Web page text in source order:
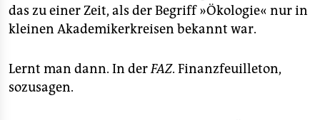
das zu einer Zeit, als der Begriff »Ökologie« nur in
kleinen Akademikerkreisen bekannt war.
Lernt man dann. In derFAZ. Finanzfeuilleton,
sozusagen.